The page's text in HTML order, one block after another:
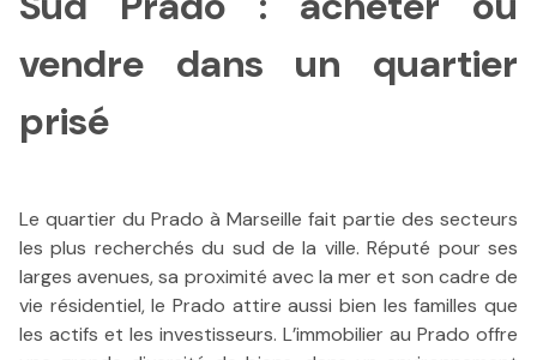
vendre dans un quartier
prisé
Le quartier du Prado à Marseille fait partie des secteurs
les plus recherchés du sud de la ville. Réputé pour ses
larges avenues, sa proximité avec la mer et son cadre de
vie résidentiel, le Prado attire aussi bien les familles que
les actifs et les investisseurs. L’immobilier au Prado offre